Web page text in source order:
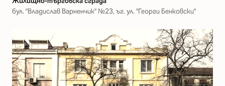
бул. "Владислав Варненчик" №23, ъг. ул. "Георги Бенковски"